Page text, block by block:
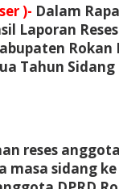
)- Dalam
Laporan
Rokan
Tahun
reses
masa sidang